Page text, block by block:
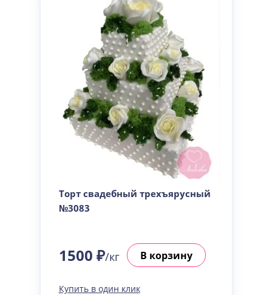
Торт свадебный трехъярусный
№3083
1500 ₽/кг В корзину
Купить в один клик